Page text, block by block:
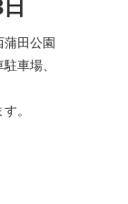
蒲田公園
車場、
。